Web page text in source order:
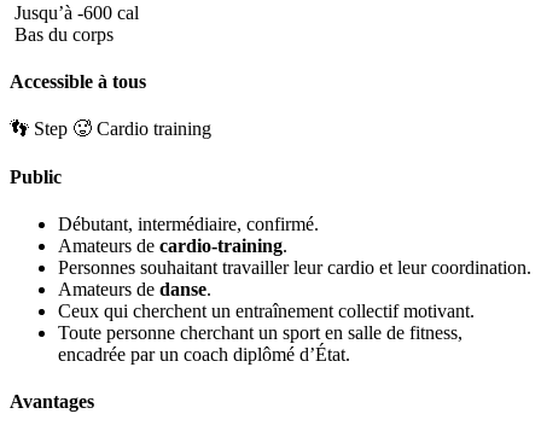
Jusqu’à -600 cal
Bas du corps
Accessible à tous
👣 Step 🥵 Cardio training
Public
Débutant, intermédiaire, confirmé.
Amateurs de cardio-training.
Personnes souhaitant travailler leur cardio et leur coordination.
Amateurs de danse.
Ceux qui cherchent un entraînement collectif motivant.
Toute personne cherchant un sport en salle de fitness,
encadrée par un coach diplômé d’État.
Avantages